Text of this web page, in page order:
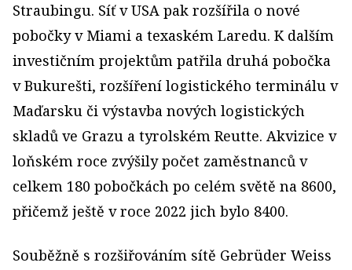
Straubingu. Síť v USA pak rozšířila o nové
pobočky v Miami a texaském Laredu. K dalším
investičním projektům patřila druhá pobočka
v Bukurešti, rozšíření logistického terminálu v
Maďarsku či výstavba nových logistických
skladů ve Grazu a tyrolském Reutte. Akvizice v
loňském roce zvýšily počet zaměstnanců v
celkem 180 pobočkách po celém světě na 8600,
přičemž ještě v roce 2022 jich bylo 8400.
Souběžně s rozšiřováním sítě Gebrüder Weiss